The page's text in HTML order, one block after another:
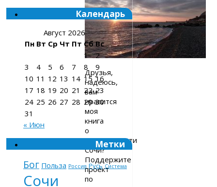
Друзья,
надеюсь,
вам
нравится
моя
книга
о
недвижимости
Сочи?
Поддержите
проект
по
Календарь
Август 2026
Пн Вт Ср Чт Пт Сб Вс
1
2
3
4 5 6 7 8
9
10 11 12 13 14 15 16
17 18 19 20 21 22 23
24 25 26 27 28 29 30
31
« Июн
Метки
Бог Польза Россия Русь Система
Сочи